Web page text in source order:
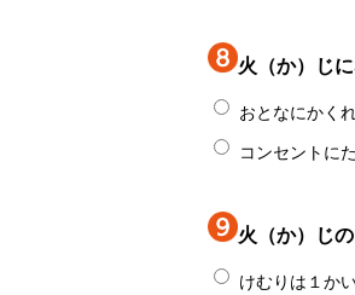
火（か）じ
おとなにかく
コンセントに
火（か）じ
けむりは１か